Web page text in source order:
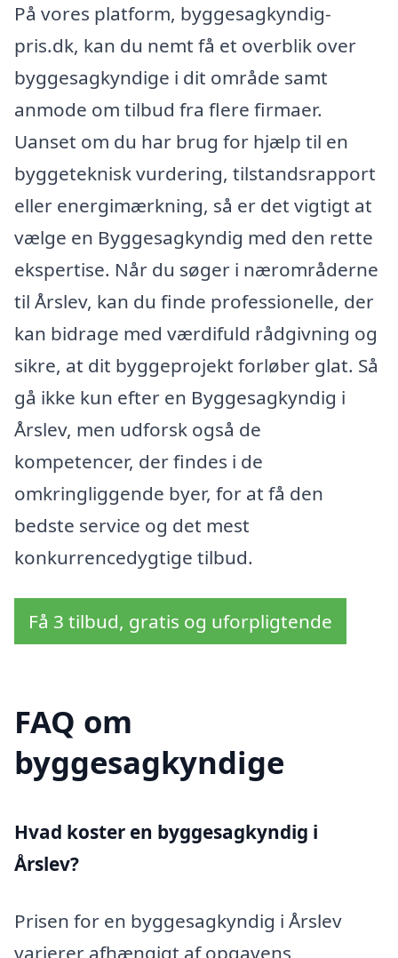
På vores platform, byggesagkyndig-
pris.dk, kan du nemt få et overblik over
byggesagkyndige i dit område samt
anmode om tilbud fra flere firmaer.
Uanset om du har brug for hjælp til en
byggeteknisk vurdering, tilstandsrapport
eller energimærkning, så er det vigtigt at
vælge en Byggesagkyndig med den rette
ekspertise. Når du søger i nærområderne
til Årslev, kan du finde professionelle, der
kan bidrage med værdifuld rådgivning og
sikre, at dit byggeprojekt forløber glat. Så
gå ikke kun efter en Byggesagkyndig i
Årslev, men udforsk også de
kompetencer, der findes i de
omkringliggende byer, for at få den
bedste service og det mest
konkurrencedygtige tilbud.
Få 3 tilbud, gratis og uforpligtende
FAQ om
byggesagkyndige
Hvad koster en byggesagkyndig i
Årslev?
Prisen for en byggesagkyndig i Årslev
varierer afhængigt af opgavens